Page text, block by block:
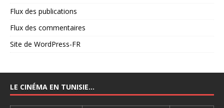
Flux des publications
Flux des commentaires
Site de WordPress-FR
LE CINÉMA EN TUNISIE…